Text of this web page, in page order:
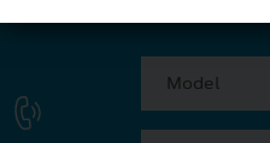
VYBERTE
Model